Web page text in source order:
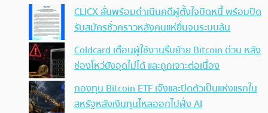
CLICX ลั่นพร้อมดำเนินคดีผู้ตั้งใจบิดหนี้ พร้อมปิด
รับสมัครชั่วคราวหลังคนแห่ยื่นจนระบบล้น
Coldcard เตือนผู้ใช้งานรีบย้าย Bitcoin ด่วน หลัง
ช่องโหว่ยังอุดไม่ได้ และถูกเจาะต่อเนื่อง
กองทุน Bitcoin ETF เจ๊งและปิดตัวเป็นแห่งแรกใน
สหรัฐหลังเงินทุนไหลออกไปฝั่ง AI